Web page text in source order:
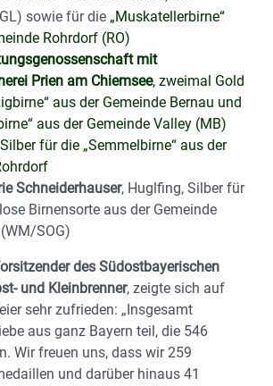
sowie für die „Muskatellerbirne“
Rohrdorf (RO)
mit
Prien am Chiemsee, zweimal Gold
aus der Gemeinde Bernau und
aus der Gemeinde Valley (MB)
Silber für die „Semmelbirne“ aus der
Schneiderhauser, Huglfing, Silber für
Birnensorte aus der Gemeinde
SOG)
des Südostbayerischen
und Kleinbrenner, zeigte sich auf
sehr zufrieden: „Insgesamt
aus ganz Bayern teil, die 546
Wir freuen uns, dass wir 259
und darüber hinaus 41